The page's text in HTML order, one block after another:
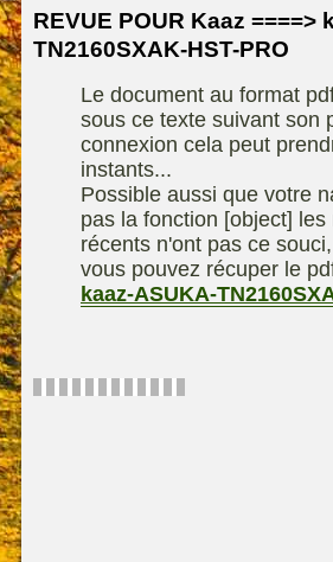
Information sur
contact
Robomow
chevalet
Remorque
REVUE POUR Kaaz ====>
TN2160SXAK-HST-PRO
Le document au format
sous ce texte suivant son
connexion cela peut
instants...
Possible aussi que votre
pas la fonction [object] les
récents n'ont pas ce
vous pouvez récuper le
kaaz-ASUKA-